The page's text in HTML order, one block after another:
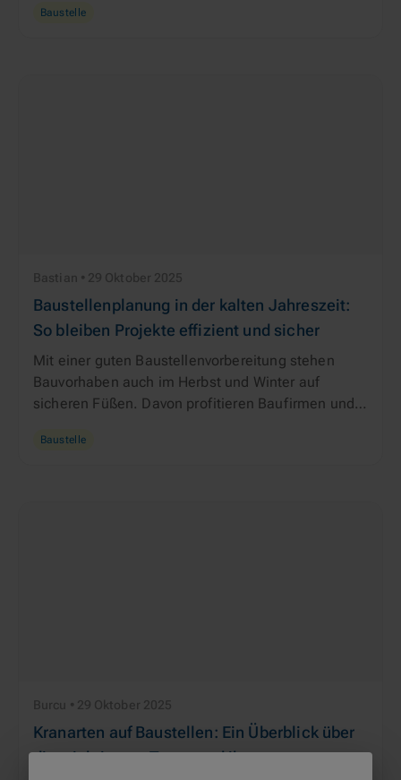
gefährden können. Mit einem durchdachten
Baustelle
Bastian • 29 Oktober 2025
Baustellenplanung in der kalten Jahreszeit:
So bleiben Projekte effizient und sicher
Mit einer guten Baustellenvorbereitung stehen
Bauvorhaben auch im Herbst und Winter auf
sicheren Füßen. Davon profitieren Baufirmen und
Baustelle
Burcu • 29 Oktober 2025
Kranarten auf Baustellen: Ein Überblick über
die wichtigsten Typen und ihre